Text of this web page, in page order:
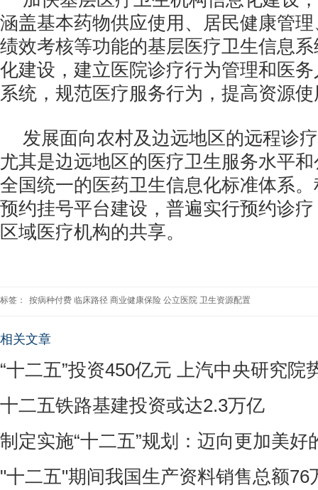
涵盖基本药物供应使用、居民健康管
绩效考核等功能的基层医疗卫生信息
化建设，建立医院诊疗行为管理和医
系统，规范医疗服务行为，提高资源
发展面向农村及边远地区的远程诊
尤其是边远地区的医疗卫生服务水平
全国统一的医药卫生信息化标准体系
预约挂号平台建设，普遍实行预约诊
区域医疗机构的共享。
标签： 按病种付费 临床路径 商业健康保险 公立医院 卫生资源配置
相关文章
“十二五”投资450亿元 上汽中央研究院
十二五铁路基建投资或达2.3万亿
制定实施“十二五”规划：迈向更加美好
"十二五"期间我国生产资料销售总额76